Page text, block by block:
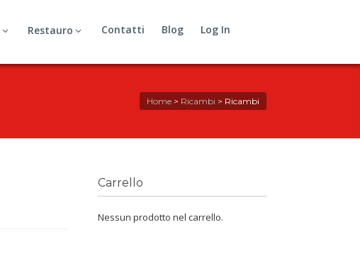
Restauro Contatti Blog Log In
Home> Ricambi > Ricambi
Carrello
Nessun prodotto nel carrello.